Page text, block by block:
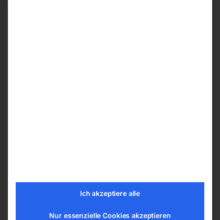
Verzinkte lange Griffstange ermöglicht
Ich akzeptiere alle
Nur essenzielle Cookies akzeptieren